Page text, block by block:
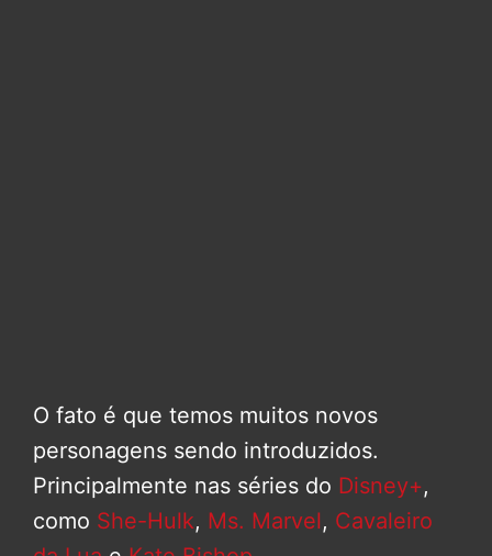
O fato é que temos muitos novos
personagens sendo introduzidos.
Principalmente nas séries do Disney+,
como She-Hulk, Ms. Marvel, Cavaleiro